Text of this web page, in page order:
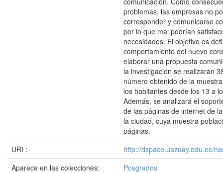
problemas, las empresas no
corresponder y comunicarse
por lo que mal podrían
necesidades. El objetivo es
comportamiento del nuevo
elaborar una propuesta
la investigación se realizarán
número obtenido de la
los habitantes desde los 13 a
Además, se analizará el
de las páginas de internet de
la ciudad, cuya muestra
páginas.
URI :
http://dspace.uazuay.edu.ec/
Aparece en las colecciones:
Posgrados